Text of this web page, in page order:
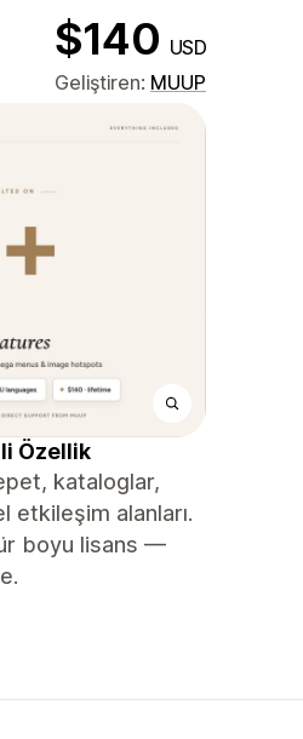
$140 USD
Geliştiren: MUUP
Özellik
kataloglar,
etkileşim alanları.
boyu lisans —